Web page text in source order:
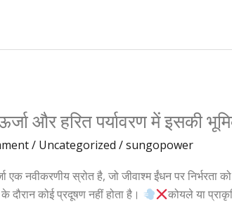
और हरित पर्यावरण में
/ Uncategorized /sungopower
एक नवीकरणीय स्रोत है, जो जीवाश्म ईंधन पर निर्भरता
दौरान कोई प्रदूषण नहीं होता है।
कोयले या